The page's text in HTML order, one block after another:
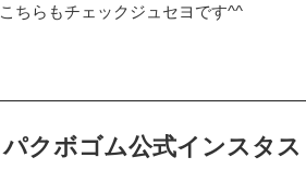
こちらもチェックジュセヨです^^
パクボゴム公式インスタ